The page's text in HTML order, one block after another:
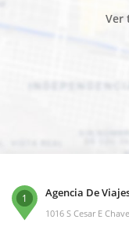
Ver
1 Agencia De
1016 S Cesar E